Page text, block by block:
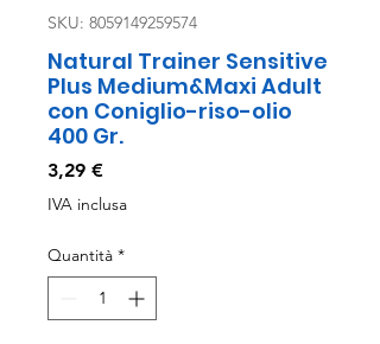
SKU: 8059149259574
Natural Trainer Sensitive
Plus Medium&Maxi Adult
con Coniglio-riso-olio
400 Gr.
3,29 €Prezzo
IVA inclusa
Quantità *